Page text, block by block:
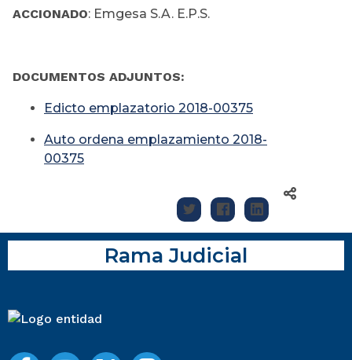
ACCIONADO: Emgesa S.A. E.P.S.
DOCUMENTOS ADJUNTOS:
Edicto emplazatorio 2018-00375
Auto ordena emplazamiento 2018-
00375
Rama Judicial